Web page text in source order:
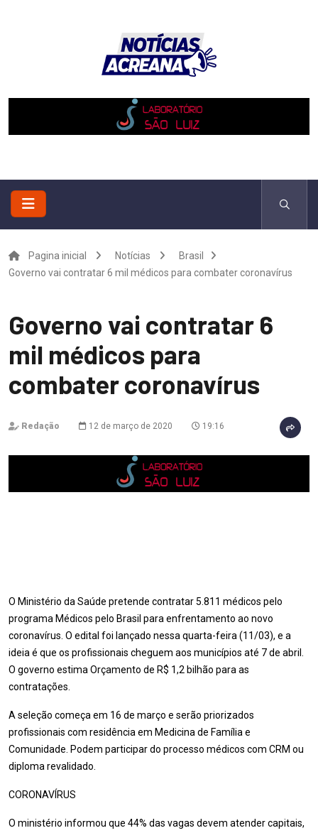
Pagina inicial Notícias
Brasil
Governo vai contratar 6 mil médicos para combater coronavírus
Governo vai contratar 6
mil médicos para
combater coronavírus
Redação 12 de março de 2020 19:16
O Ministério da Saúde pretende contratar 5.811 médicos pelo
programa Médicos pelo Brasil para enfrentamento ao novo
coronavírus. O edital foi lançado nessa quarta-feira (11/03), e a
ideia é que os profissionais cheguem aos municípios até 7 de abril.
O governo estima Orçamento de R$ 1,2 bilhão para as
contratações.
A seleção começa em 16 de março e serão priorizados
profissionais com residência em Medicina de Família e
Comunidade. Podem participar do processo médicos com CRM ou
diploma revalidado.
CORONAVÍRUS
O ministério informou que 44% das vagas devem atender capitais,